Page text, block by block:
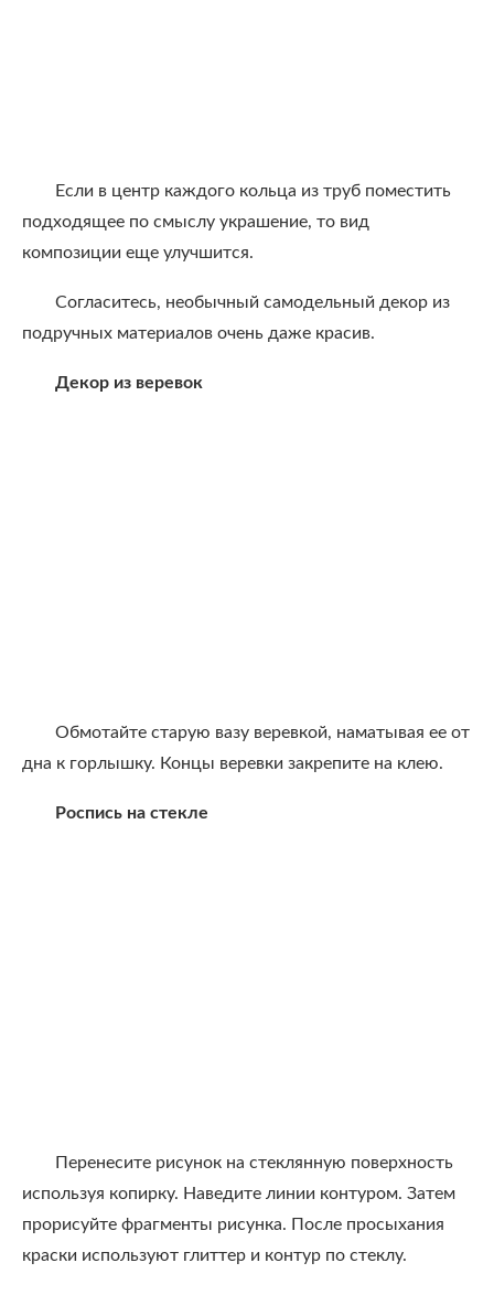
Если в центр каждого кольца из труб поместить
подходящее по смыслу украшение, то вид
композиции еще улучшится.
Согласитесь, необычный самодельный декор из
подручных материалов очень даже красив.
Декор из веревок
Обмотайте старую вазу веревкой, наматывая ее от
дна к горлышку. Концы веревки закрепите на клею.
Роспись на стекле
Перенесите рисунок на стеклянную поверхность
используя копирку. Наведите линии контуром. Затем
прорисуйте фрагменты рисунка. После просыхания
краски используют глиттер и контур по стеклу.